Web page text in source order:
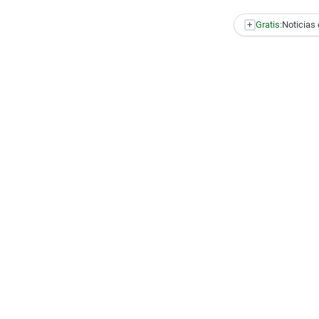
+ Gratis:Noticias